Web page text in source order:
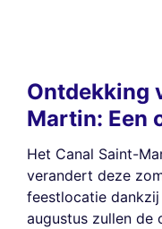
Ontdekking
Martin: Een
Het Canal Saint-
verandert deze
feestlocatie dankzij
augustus zullen de